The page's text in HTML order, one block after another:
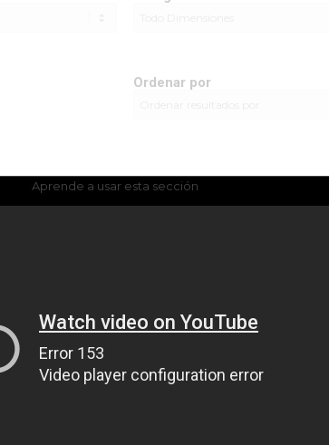
Ordenar por
Aprende a usar esta sección